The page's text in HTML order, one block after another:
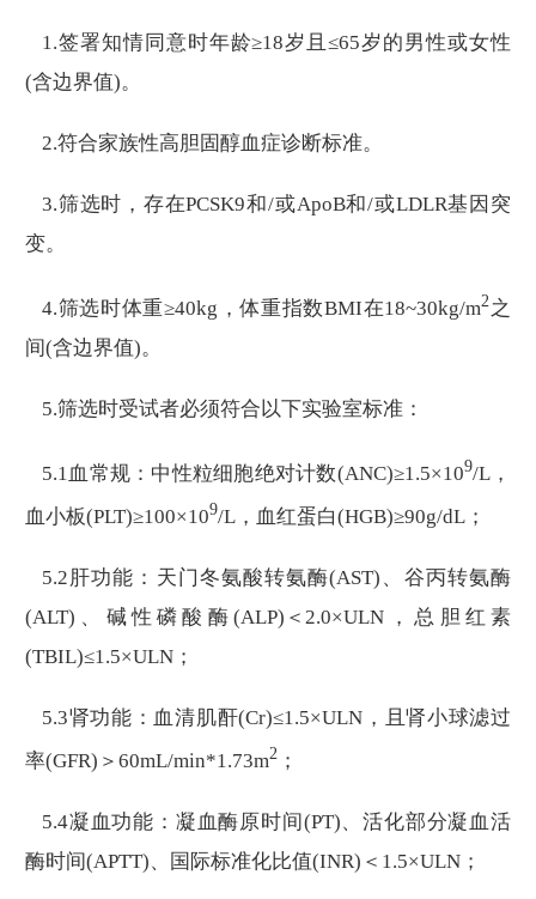
1.签署知情同意时年龄≥18岁且≤65岁的男性或女性
(含边界值)。
2.符合家族性高胆固醇血症诊断标准。
3.筛选时，存在PCSK9和/或ApoB和/或LDLR基因突
变。
4.筛选时体重≥40kg，体重指数BMI在18~30kg/m2之
间(含边界值)。
5.筛选时受试者必须符合以下实验室标准：
5.1血常规：中性粒细胞绝对计数(ANC)≥1.5×109/L，
血小板(PLT)≥100×109/L，血红蛋白(HGB)≥90g/dL；
5.2肝功能：天门冬氨酸转氨酶(AST)、谷丙转氨酶
(ALT)、碱性磷酸酶(ALP)＜2.0×ULN，总胆红素
(TBIL)≤1.5×ULN；
5.3肾功能：血清肌酐(Cr)≤1.5×ULN，且肾小球滤过
率(GFR)＞60mL/min*1.73m2 ；
5.4凝血功能：凝血酶原时间(PT)、活化部分凝血活
酶时间(APTT)、国际标准化比值(INR)＜1.5×ULN；